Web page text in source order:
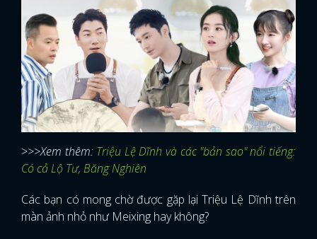
>>>Xem thêm: Triệu Lệ Dĩnh và các "bản sao" nổi tiếng:
Có cả Lộ Tư, Băng Nghiên
Các bạn có mong chờ được gặp lại Triệu Lệ Dĩnh trên
màn ảnh nhỏ như Meixing hay không?